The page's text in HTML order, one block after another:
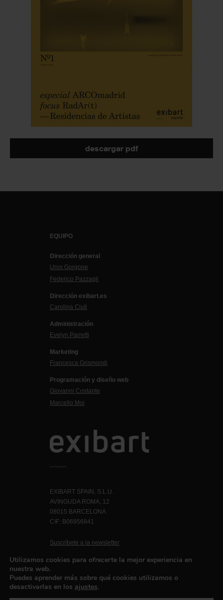
descargar pdf
EQUIPO
Dirección general
Uros Gorgone
Federico Pazzagli
Dirección exibart.es
Carolina Ciuti
Administración
Evelyn Parretti
Marketing
Francesca Grismondi
Programación y diseño web
Giovanni Costante
Marcello Moi
EXIBART SPAIN, S.L.U.
AVINGUDA ROMA, 12
08015 BARCELONA
CIF: B06956841
Suscríbete a la newsletter
Política de privacidad
Utilizamos cookies para ofrecerte la mejor experiencia en
nuestra web.
Puedes aprender más sobre qué cookies utilizamos o
desactivarlas en los ajustes.